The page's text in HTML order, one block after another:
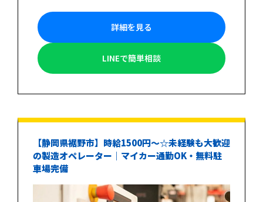
詳細を見る
LINEで簡単相談
【静岡県裾野市】時給1500円〜☆未経験も大歓迎
の製造オペレーター｜マイカー通勤OK・無料駐
車場完備